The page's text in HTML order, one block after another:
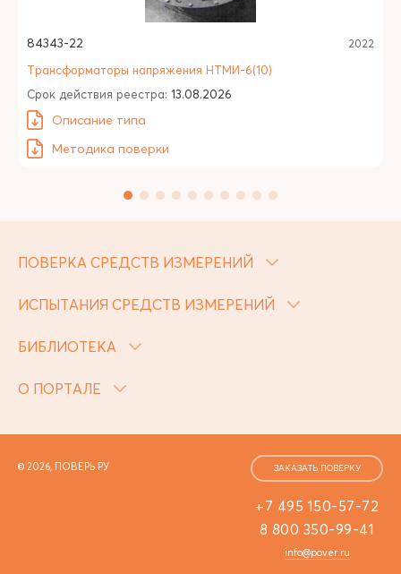
84343-22 2022
Трансформаторы напряжения НТМИ-6(10)
Срок действия реестра: 13.08.2026
Описание типа
Методика поверки
ПОВЕРКА СРЕДСТВ ИЗМЕРЕНИЙ
ИСПЫТАНИЯ СРЕДСТВ ИЗМЕРЕНИЙ
БИБЛИОТЕКА
О ПОРТАЛЕ
© 2026, ПОВЕРЬ.РУ
+7 495 150-57-72
8 800 350-99-41
info@pover.ru
ЗАКАЗАТЬ ПОВЕРКУ